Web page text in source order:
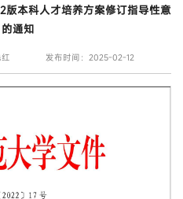
版本科人才培养方案修订指导性意
通知
发布时间：2025-02-12